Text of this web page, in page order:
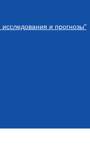
и прогнозы"